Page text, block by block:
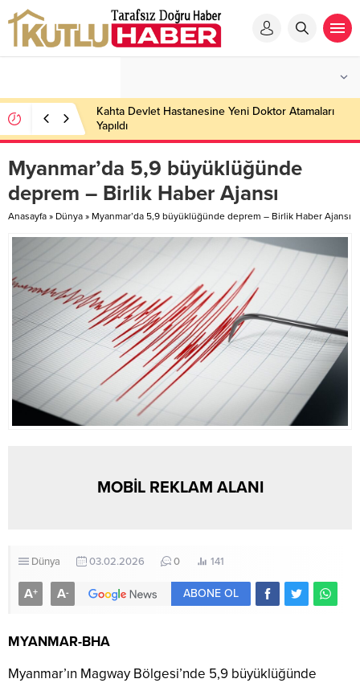
Kahta Devlet Hastanesine Yeni Doktor Atamaları
Yapıldı
Myanmar’da 5,9 büyüklüğünde
deprem – Birlik Haber Ajansı
Anasayfa » Dünya » Myanmar’da 5,9 büyüklüğünde deprem – Birlik Haber Ajansı
MOBİL REKLAM ALANI
Dünya 03.02.2026 0 141
A+ A- ABONE OL
MYANMAR-BHA
Myanmar’ın Magway Bölgesi’nde 5,9 büyüklüğünde